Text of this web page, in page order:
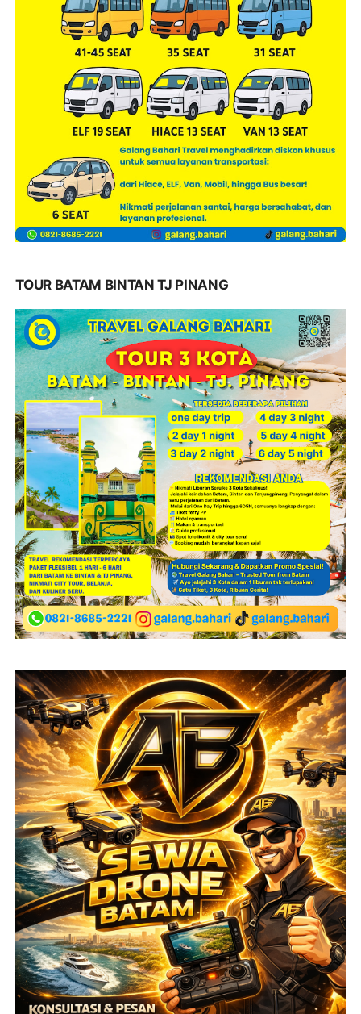
TOUR BATAM BINTAN TJ PINANG